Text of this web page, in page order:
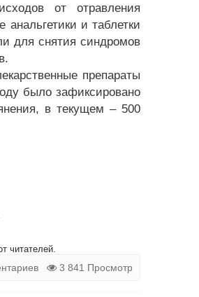
от отравления
и таблетки
для снятия синдромов
препараты
было зафиксировано
в текущем – 500
читателей.
3 841 Просмотр